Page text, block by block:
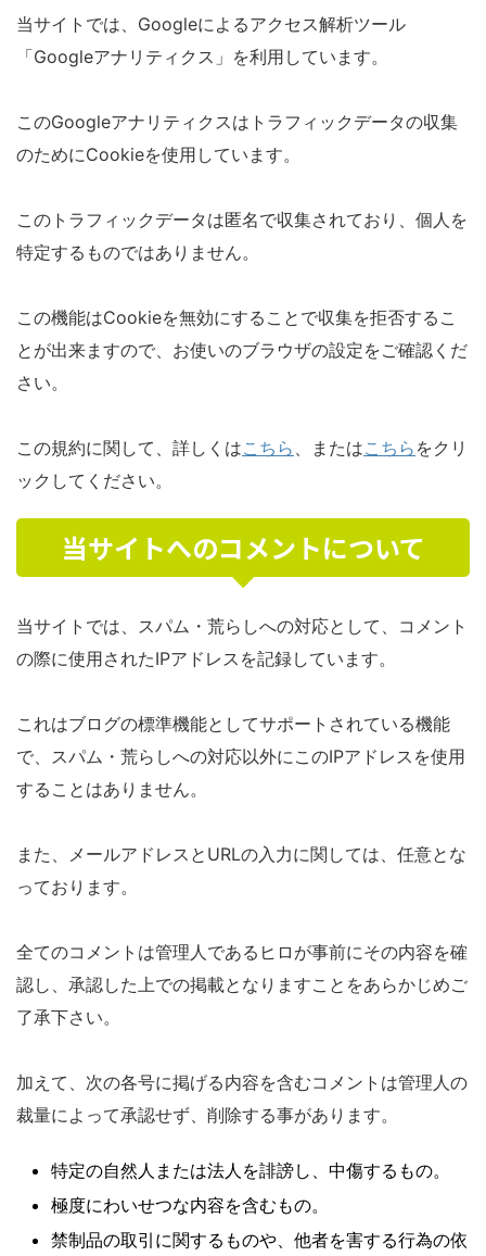
当サイトでは、Googleによるアクセス解析ツール
「Googleアナリティクス」を利用しています。
このGoogleアナリティクスはトラフィックデータの収集
のためにCookieを使用しています。
このトラフィックデータは匿名で収集されており、個人を
特定するものではありません。
この機能はCookieを無効にすることで収集を拒否するこ
とが出来ますので、お使いのブラウザの設定をご確認くだ
さい。
この規約に関して、詳しくはこちら 、またはこちら をクリ
ックしてください。
当サイトへのコメントについて
当サイトでは、スパム・荒らしへの対応として、コメント
の際に使用されたIPアドレスを記録しています。
これはブログの標準機能としてサポートされている機能
で、スパム・荒らしへの対応以外にこのIPアドレスを使用
することはありません。
また、メールアドレスとURLの入力に関しては、任意とな
っております。
全てのコメントは管理人であるヒロが事前にその内容を確
認し、承認した上での掲載となりますことをあらかじめご
了承下さい。
加えて、次の各号に掲げる内容を含むコメントは管理人の
裁量によって承認せず、削除する事があります。
特定の自然人または法人を誹謗し、中傷するもの。
極度にわいせつな内容を含むもの。
禁制品の取引に関するものや、他者を害する行為の依